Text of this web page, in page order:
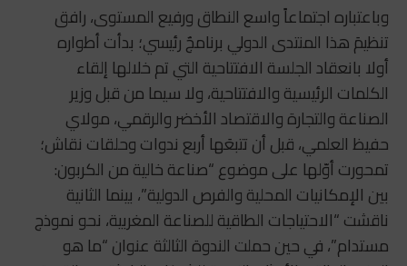
وباعتباره اجتماعاً واسع النطاق ورفيع المستوى، رافق
تنظيمَ هذا المنتدى الدولي برنامجٌ رئيسي؛ بدأت أطواره
أولا بانعقاد الجلسة الافتتاحية التي تم خلالها إلقاء
الكلمات الرئيسية والافتتاحية، ولا سيما من قبل وزير
الصناعة والتجارة والاقتصاد الأخضر والرقمي، مولاي
حفيظ العلمي، قبل أن تتبعَها أربع ندوات وحلقات نقاش؛
تمحورت أوّلها على موضوع “صناعة خالية من الكربون:
بين الإمكانيات المحلية والفرص الدولية”، بينما الثانية
ناقشت “الاحتياجات الطاقية للصناعة المغربية، نحو نموذج
مستدام”، في حين حملت الندوة الثالثة عنوان “ما هو